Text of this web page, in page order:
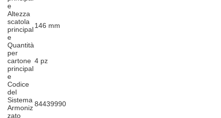
e
Altezza
scatola
principal
e
146 mm
Quantità
per
cartone
principal
e
4 pz
Codice
del
Sistema
Armoniz
zato
84439990